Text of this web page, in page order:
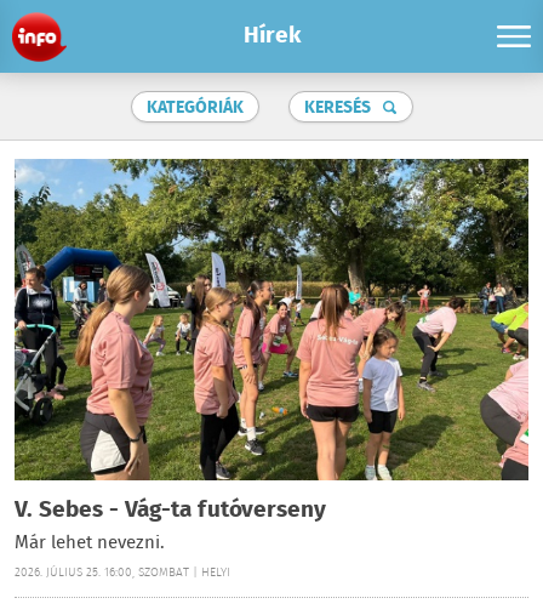
Hírek
KATEGÓRIÁK KERESÉS
V. Sebes - Vág-ta futóverseny
Már lehet nevezni.
2026. JÚLIUS 25. 16:00, SZOMBAT | HELYI